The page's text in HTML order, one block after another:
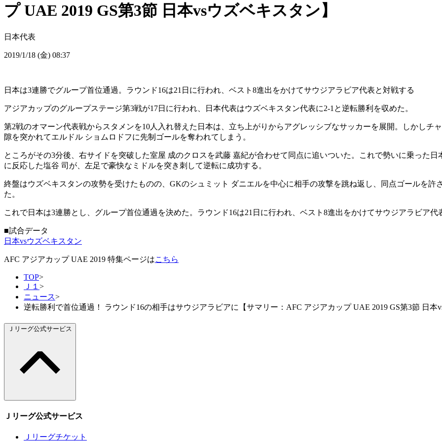
プ UAE 2019 GS第3節 日本vsウズベキスタン】
日本代表
2019/1/18 (金) 08:37
日本は3連勝でグループ首位通過。ラウンド16は21日に行われ、ベスト8進出をかけてサウジアラビア代表と対戦する
アジアカップのグループステージ第3戦が17日に行われ、日本代表はウズベキスタン代表に2-1と逆転勝利を収めた。
第2戦のオマーン代表戦からスタメンを10人入れ替えた日本は、立ち上がりからアグレッシブなサッカーを展開。しかしチ
隙を突かれてエルドル ショムロドフに先制ゴールを奪われてしまう。
ところがその3分後、右サイドを突破した室屋 成のクロスを武藤 嘉紀が合わせて同点に追いついた。これで勢いに乗った
に反応した塩谷 司が、左足で豪快なミドルを突き刺して逆転に成功する。
終盤はウズベキスタンの攻勢を受けたものの、GKのシュミット ダニエルを中心に相手の攻撃を跳ね返し、同点ゴールを
た。
これで日本は3連勝とし、グループ首位通過を決めた。ラウンド16は21日に行われ、ベスト8進出をかけてサウジアラビア代
■試合データ
日本vsウズベキスタン
AFC アジアカップ UAE 2019 特集ページはこちら
TOP>
Ｊ１ >
ニュース>
逆転勝利で首位通過！ ラウンド16の相手はサウジアラビアに【サマリー：AFC アジアカップ UAE 2019 GS第3節 日本
Ｊリーグ公式サービス
Ｊリーグ公式サービス
Ｊリーグチケット